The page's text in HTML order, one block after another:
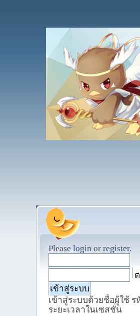
Please login or register.
เข้าสู่ระบบด้วยชื่อผู้ใช้ ร
ระยะเวลาในเซสชั่น